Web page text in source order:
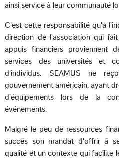
ainsi service à leur communauté
C'est cette responsabilité qu'a
direction de l'association qui
appuis financiers proviennent
services des universités et
d'individus. SEAMUS ne
gouvernement américain, ayant
d'équipements lors de la
événements.
Malgré le peu de ressources
succès son mandat d'offrir à
qualité et un contexte qui facilite